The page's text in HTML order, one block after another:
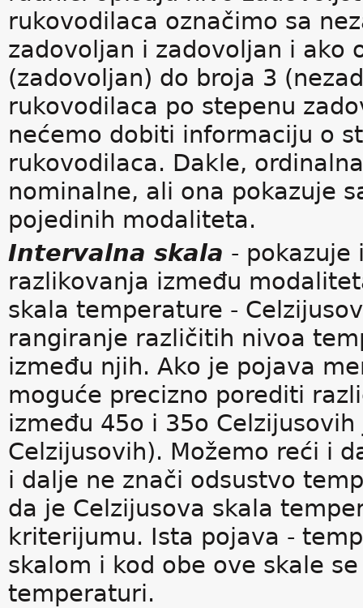
rukovodilaca označimo sa
zadovoljan i zadovoljan i ako
(zadovoljan) do broja 3
rukovodilaca po stepenu
nećemo dobiti informaciju o
rukovodilaca. Dakle,
nominalne, ali ona pokazuje
pojedinih modaliteta.
Intervalna skala - pokazuje
razlikovanja između
skala temperature -
rangiranje različitih nivoa
između njih. Ako je pojava
moguće precizno porediti
između 45o i 35o
Celzijusovih). Možemo reći i
i dalje ne znači odsustvo
da je Celzijusova skala
kriterijumu. Ista pojava -
skalom i kod obe ove skale
temperaturi.